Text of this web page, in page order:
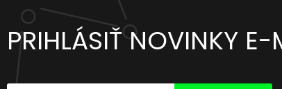
PRIHLÁSIŤ NOVINKY